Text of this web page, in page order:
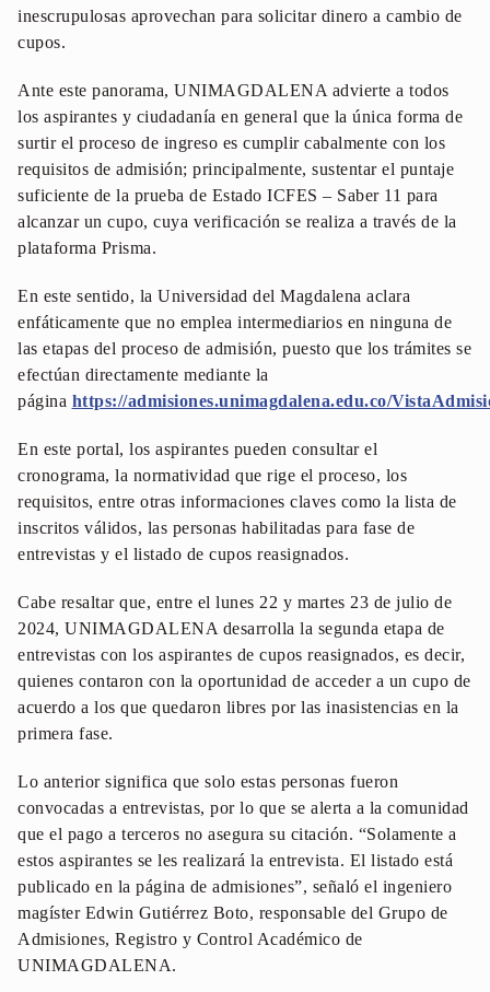
inescrupulosas aprovechan para solicitar dinero a cambio de
cupos.
Ante este panorama, UNIMAGDALENA advierte a todos
los aspirantes y ciudadanía en general que la única forma de
surtir el proceso de ingreso es cumplir cabalmente con los
requisitos de admisión; principalmente, sustentar el puntaje
suficiente de la prueba de Estado ICFES – Saber 11 para
alcanzar un cupo, cuya verificación se realiza a través de la
plataforma Prisma.
En este sentido, la Universidad del Magdalena aclara
enfáticamente que no emplea intermediarios en ninguna de
las etapas del proceso de admisión, puesto que los trámites se
efectúan directamente mediante la
página https://admisiones.unimagdalena.edu.co/
En este portal, los aspirantes pueden consultar el
cronograma, la normatividad que rige el proceso, los
requisitos, entre otras informaciones claves como la lista de
inscritos válidos, las personas habilitadas para fase de
entrevistas y el listado de cupos reasignados.
Cabe resaltar que, entre el lunes 22 y martes 23 de julio de
2024, UNIMAGDALENA desarrolla la segunda etapa de
entrevistas con los aspirantes de cupos reasignados, es decir,
quienes contaron con la oportunidad de acceder a un cupo de
acuerdo a los que quedaron libres por las inasistencias en la
primera fase.
Lo anterior significa que solo estas personas fueron
convocadas a entrevistas, por lo que se alerta a la comunidad
que el pago a terceros no asegura su citación. “Solamente a
estos aspirantes se les realizará la entrevista. El listado está
publicado en la página de admisiones”, señaló el ingeniero
magíster Edwin Gutiérrez Boto, responsable del Grupo de
Admisiones, Registro y Control Académico de
UNIMAGDALENA.